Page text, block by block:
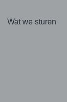
Wat we sturen